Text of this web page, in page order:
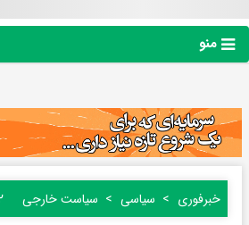
منو
خبرفوری سیاسی سیاست خارجی ۱۲